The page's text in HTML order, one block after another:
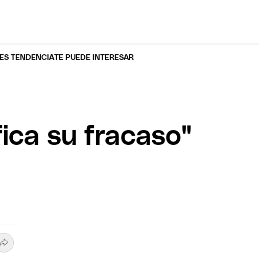
ES TENDENCIATE PUEDE INTERESAR
su fracaso"